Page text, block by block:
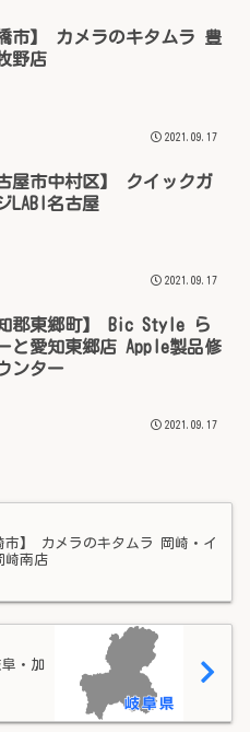
橋市】 カメラのキタムラ 豊
野店
2021.09.17
屋市中村区】 クイックガ
LABI名古屋
2021.09.17
知郡東郷町】 Bic Style ら
と愛知東郷店 Apple製品修
ンター
2021.09.17
市】 カメラのキタムラ 岡崎・イ
崎南店
・加